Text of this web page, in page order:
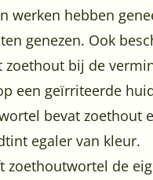
werken hebben
genezen. Ook
zoethout bij de
een geïrriteerde
bevat zoethout
egaler van kleur.
zoethoutwortel de